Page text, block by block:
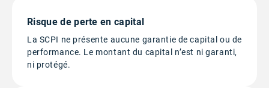
Risque de perte en capital
La SCPI ne présente aucune garantie de capital ou de
performance. Le montant du capital n’est ni garanti,
ni protégé.